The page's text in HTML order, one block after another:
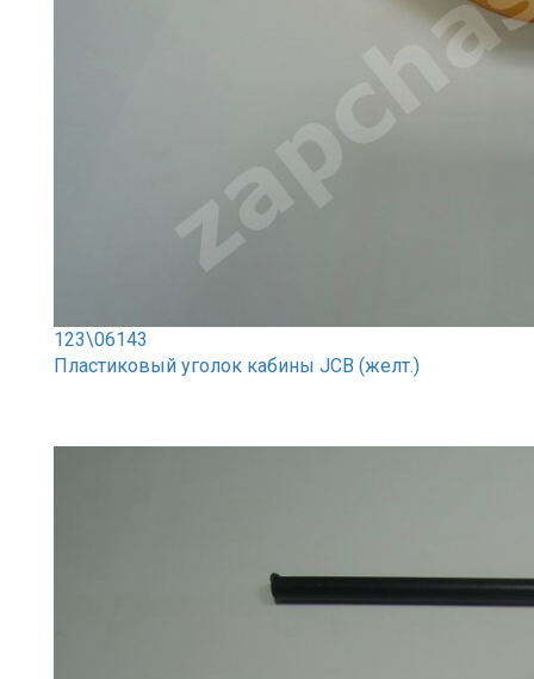
123\06143
Пластиковый уголок кабины JCB (желт.)